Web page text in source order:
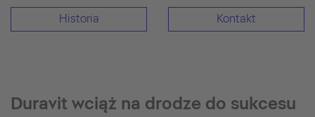
Historia Kontakt
Duravit wciąż na drodze do sukcesu